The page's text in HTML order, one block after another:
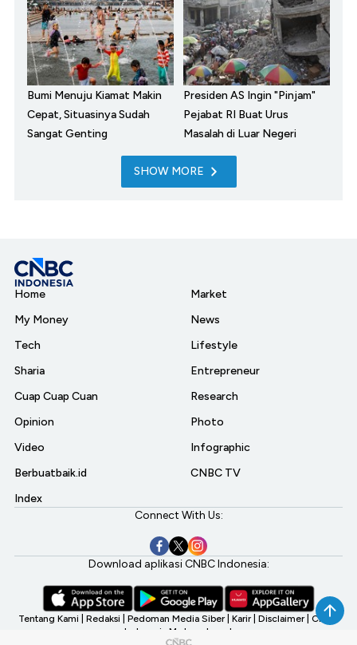
Bumi Menuju Kiamat Makin
Cepat, Situasinya Sudah
Sangat Genting
Presiden AS Ingin "Pinjam"
Pejabat RI Buat Urus
Masalah di Luar Negeri
SHOW MORE
Home
My Money
Tech
Sharia
Cuap Cuap Cuan
Opinion
Video
Berbuatbaik.id
Index
Market
News
Lifestyle
Entrepreneur
Research
Photo
Infographic
CNBC TV
Connect With Us:
Download aplikasi CNBC Indonesia:
Tentang Kami Redaksi Pedoman Media Siber Karir Disclaimer CNBC
Indonesia My Investment